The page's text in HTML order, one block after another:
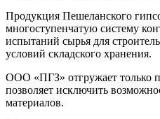
Продукция Пешеланского
многоступенчатую систему
испытаний сырья для
условий складского хранения.
ООО «ПГЗ» отгружает только
позволяет исключить
материалов.